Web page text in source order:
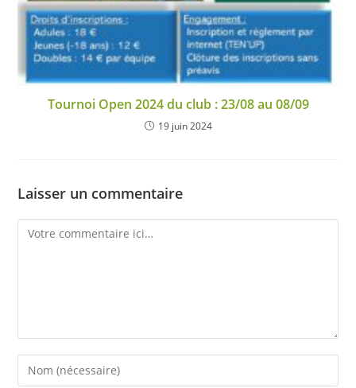
Tournoi Open 2024 du club : 23/08 au 08/09
19 juin 2024
Laisser un commentaire